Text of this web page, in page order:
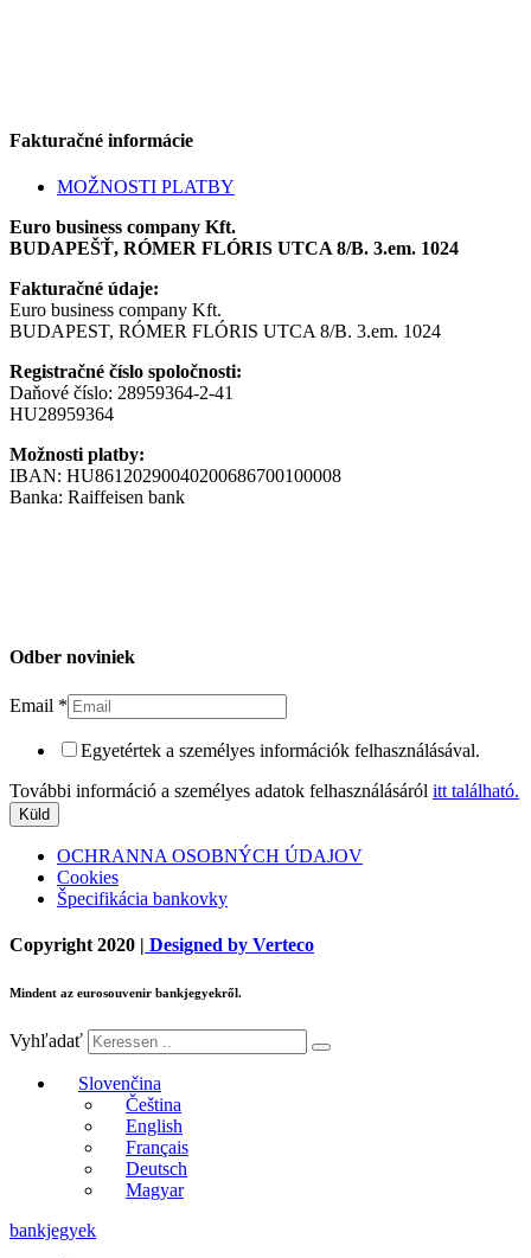
Fakturačné informácie
MOŽNOSTI PLATBY
Euro business company Kft.
BUDAPEŠŤ, RÓMER FLÓRIS UTCA 8/B. 3.em. 1024
Fakturačné údaje:
Euro business company Kft.
BUDAPEST, RÓMER FLÓRIS UTCA 8/B. 3.em. 1024
Registračné číslo spoločnosti:
Daňové číslo: 28959364-2-41
HU28959364
Možnosti platby:
IBAN: HU86120290040200686700100008
Banka: Raiffeisen bank
Odber noviniek
Email *
Egyetértek a személyes információk felhasználásával.
További információ a személyes adatok felhasználásáról itt található.
Küld
OCHRANNA OSOBNÝCH ÚDAJOV
Cookies
Špecifikácia bankovky
Copyright 2020 | Designed by Verteco
Mindent az eurosouvenir bankjegyekről.
Vyhľadať
Slovenčina
Čeština
English
Français
Deutsch
Magyar
bankjegyek